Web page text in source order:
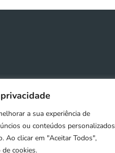
a sua experiência de
ou conteúdos personalizados
Ao clicar em "Aceitar Todos",
cookies.